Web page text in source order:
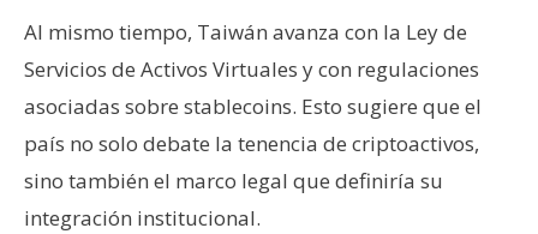
Al mismo tiempo, Taiwán avanza con la Ley de
Servicios de Activos Virtuales y con regulaciones
asociadas sobre stablecoins. Esto sugiere que el
país no solo debate la tenencia de criptoactivos,
sino también el marco legal que definiría su
integración institucional.